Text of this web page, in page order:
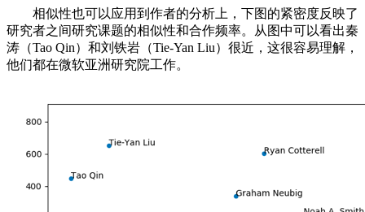
相似性也可以应用到作者的分析上，下图的紧密度反映了
研究者之间研究课题的相似性和合作频率。从图中可以看出秦
涛（Tao Qin）和刘铁岩（Tie-Yan Liu）很近，这很容易理解，
他们都在微软亚洲研究院工作。